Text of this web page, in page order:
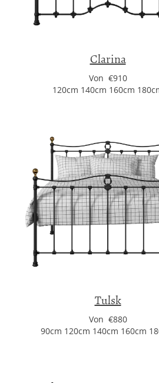
Clarina
Von €910
120cm 140cm 160cm
Tulsk
Von €880
90cm 120cm 140cm 160cm